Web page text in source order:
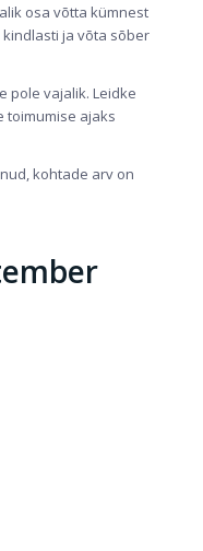
osa võtta kümnest
ja võta sõber
pole vajalik. Leidke
toimumise ajaks
kohtade arv on